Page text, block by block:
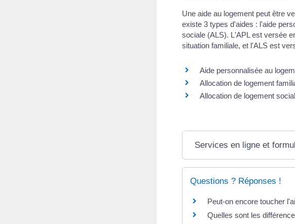
Une aide au logement peut être
existe 3 types d'aides : l'aide
sociale (ALS). L'APL est versée
situation familiale, et l'ALS est
Aide personnalisée au
Allocation de logement
Allocation de logement
Services en ligne et
Questions ? Réponses !
Peut-on encore toucher
Quelles sont les